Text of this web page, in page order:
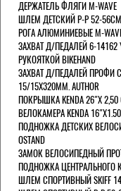
ДЕРЖАТЕЛЬ ФЛЯГИ M-WAVE
ШЛЕМ ДЕТСКИЙ Р-Р 52-56СМ
РОГА АЛЮМИНИЕВЫЕ M-
ЗАХВАТ Д/ПЕДАЛЕЙ 6-14162
РУКОЯТКОЙ BIKEHAND
ЗАХВАТ Д/ПЕДАЛЕЙ ПРОФИ
15/15X320ММ. AUTHOR
ПОКРЫШКА KENDA 26"Х 2,50
ВЕЛОКАМЕРА KENDA
ПОДНОЖКА ДЕТСКИХ
OSTAND
ЗАМОК ВЕЛОСИПЕДНЫЙ
ПОДНОЖКА ЦЕНТРАЛЬНОГО
ШЛЕМ СПОРТИВНЫЙ SKIFF